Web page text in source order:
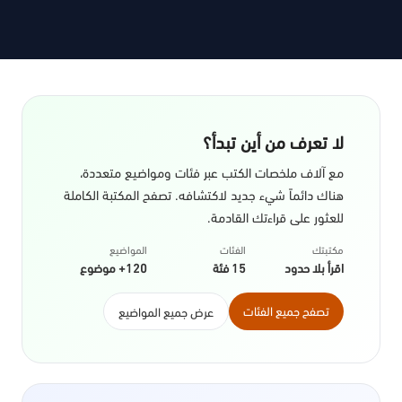
لا تعرف من أين تبدأ؟
مع آلاف ملخصات الكتب عبر فئات ومواضيع متعددة،
هناك دائماً شيء جديد لاكتشافه. تصفح المكتبة الكاملة
للعثور على قراءتك القادمة.
مكتبتك
اقرأ بلا حدود
الفئات
15 فئة
المواضيع
120+ موضوع
تصفح جميع الفئات عرض جميع المواضيع